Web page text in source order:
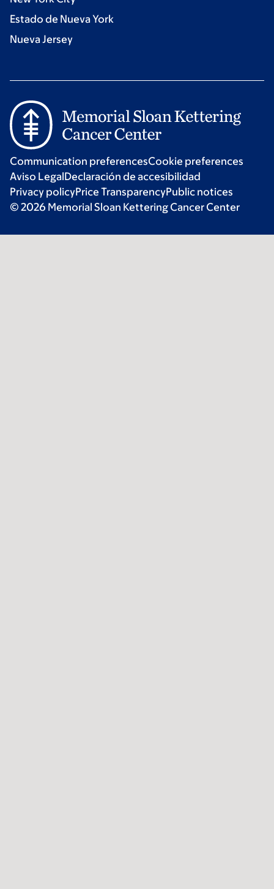
Estado de Nueva York
Nueva Jersey
Communication preferencesCookie preferences
Aviso LegalDeclaración de accesibilidad
Privacy policyPrice TransparencyPublic notices
© 2026 Memorial Sloan Kettering Cancer Center